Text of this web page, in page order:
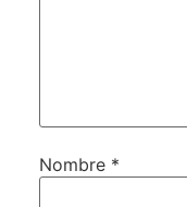
Nombre *